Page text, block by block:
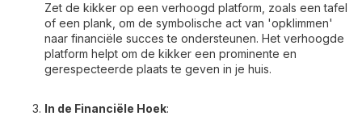
Zet de kikker op een verhoogd platform, zoals een tafel
of een plank, om de symbolische act van 'opklimmen'
naar financiële succes te ondersteunen. Het verhoogde
platform helpt om de kikker een prominente en
gerespecteerde plaats te geven in je huis.
In de Financiële Hoek: